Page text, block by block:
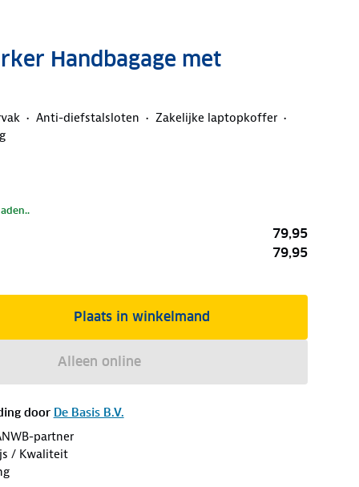
Handbagage met
Anti-diefstalsloten
Zakelijke laptopkoffer
79,95
79,95
Plaats in winkelmand
Alleen online
door De Basis B.V.
partner
/ Kwaliteit